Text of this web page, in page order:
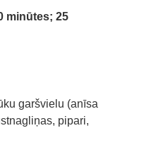
minūtes; 25
garšvielu (anīsa
pipari,